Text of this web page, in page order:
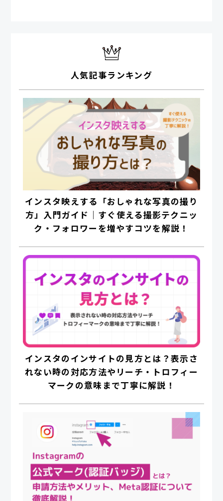
人気記事ランキング
インスタ映えする「おしゃれな写真の撮り
方」入門ガイド｜すぐ使える撮影テクニッ
ク・フォロワーを増やすコツを解説！
インスタのインサイトの見方とは？表示さ
れない時の対応方法やリーチ・トロフィー
マークの意味まで丁寧に解説！